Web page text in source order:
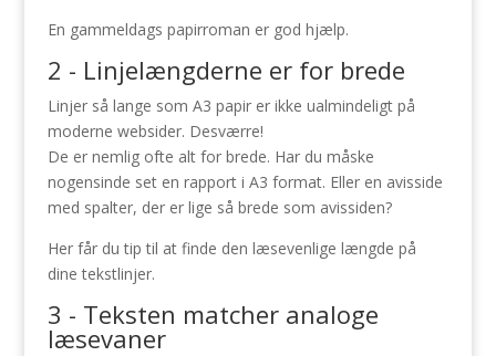
En gammeldags papirroman er god hjælp.
2 - Linjelængderne er for brede
Linjer så lange som A3 papir er ikke ualmindeligt på
moderne websider. Desværre!
De er nemlig ofte alt for brede. Har du måske
nogensinde set en rapport i A3 format. Eller en avisside
med spalter, der er lige så brede som avissiden?
Her får du tip til at finde den læsevenlige længde på
dine tekstlinjer.
3 - Teksten matcher analoge
læsevaner